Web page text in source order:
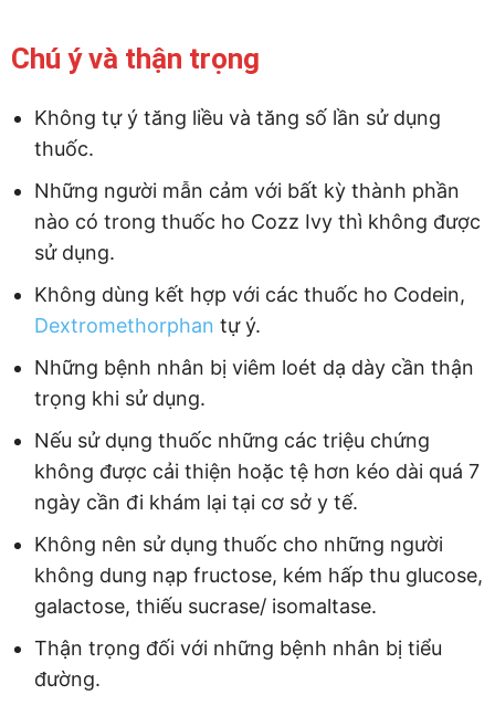
Chú ý và thận trọng
Không tự ý tăng liều và tăng số lần sử dụng
thuốc.
Những người mẫn cảm với bất kỳ thành phần
nào có trong thuốc ho Cozz Ivy thì không được
sử dụng.
Không dùng kết hợp với các thuốc ho Codein,
Dextromethorphan tự ý.
Những bệnh nhân bị viêm loét dạ dày cần thận
trọng khi sử dụng.
Nếu sử dụng thuốc những các triệu chứng
không được cải thiện hoặc tệ hơn kéo dài quá 7
ngày cần đi khám lại tại cơ sở y tế.
Không nên sử dụng thuốc cho những người
không dung nạp fructose, kém hấp thu glucose,
galactose, thiếu sucrase/ isomaltase.
Thận trọng đối với những bệnh nhân bị tiểu
đường.